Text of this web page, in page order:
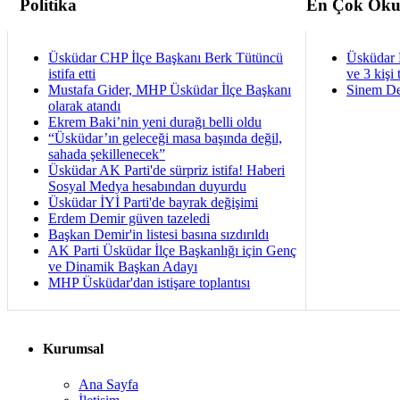
Politika En Çok
Üsküdar CHP İlçe Başkanı Berk Tütüncü
istifa etti
Mustafa Gider, MHP Üsküdar İlçe Başkanı
olarak atandı
Ekrem Baki’nin yeni durağı belli oldu
“Üsküdar’ın geleceği masa başında değil,
sahada şekillenecek”
Üsküdar AK Parti'de sürpriz istifa! Haberi
Sosyal Medya hesabından duyurdu
Üsküdar İYİ Parti'de bayrak değişimi
Erdem Demir güven tazeledi
Başkan Demir'in listesi basına sızdırıldı
AK Parti Üsküdar İlçe Başkanlığı için Genç
ve Dinamik Başkan Adayı
MHP Üsküdar'dan istişare toplantısı
Üsküdar
ve 3 kişi
Sinem
Kurumsal
Ana Sayfa